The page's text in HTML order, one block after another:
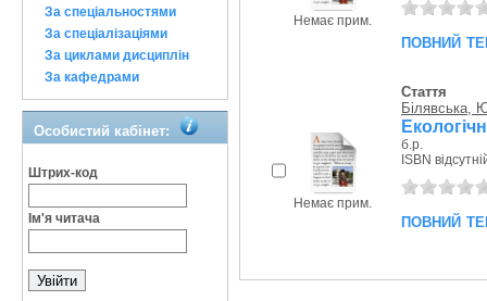
За спеціальностями
За спеціалізаціями
За циклами дисциплін
За кафедрами
Особистий кабінет:
Штрих-код
Ім'я читача
Немає прим.
повний
Немає прим.
Стаття
Білявська,
б.р.
ISBN
повний